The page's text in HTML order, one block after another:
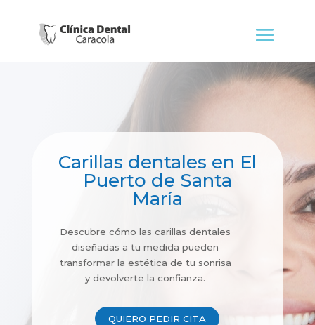
Carillas dentales en El
Puerto de Santa
María
Descubre cómo las carillas dentales
diseñadas a tu medida pueden
transformar la estética de tu sonrisa
y devolverte la confianza.
QUIERO PEDIR CITA